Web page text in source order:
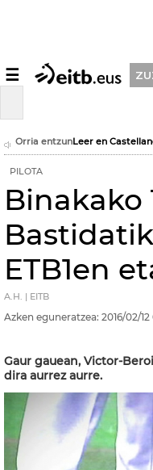
☰
Orria entzunLeer en
PILOTA
Binakako
ETB1en
A.H. | EITB
Azken eguneratzea: 2016/02/12
Gaur gauean, Victor-
dira aurrez aurre.